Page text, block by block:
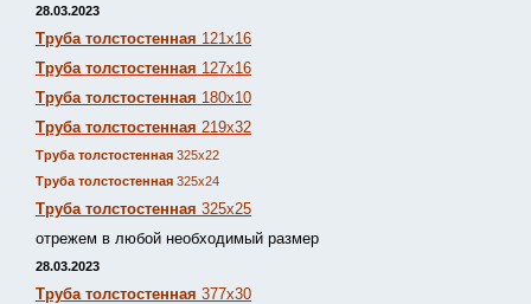
28.03.2023
Труба толстостенная 121х16
Труба толстостенная 127х16
Труба толстостенная 180х10
Труба толстостенная 219х32
Труба толстостенная 325х22
Труба толстостенная 325х24
Труба толстостенная 325х25
отрежем в любой необходимый размер
28.03.2023
Труба толстостенная 377х30